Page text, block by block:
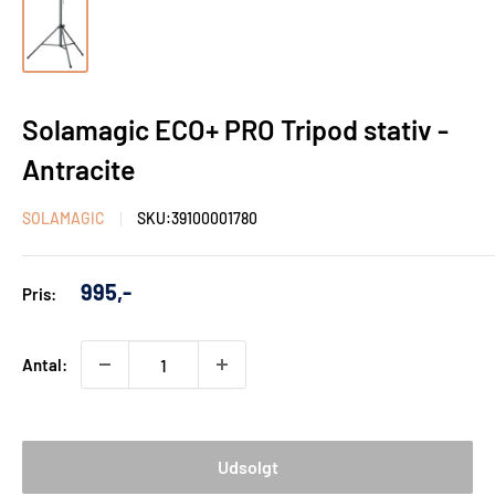
Solamagic ECO+ PRO Tripod stativ -
Antracite
SOLAMAGIC SKU:39100001780
Pris:
Udsalgs
995,-
Antal:
Udsolgt